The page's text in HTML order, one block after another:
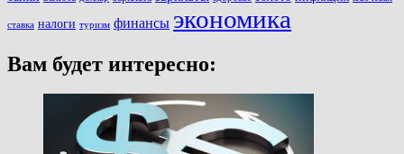
ставка налоги туризм финансы экономика
Вам будет интересно: